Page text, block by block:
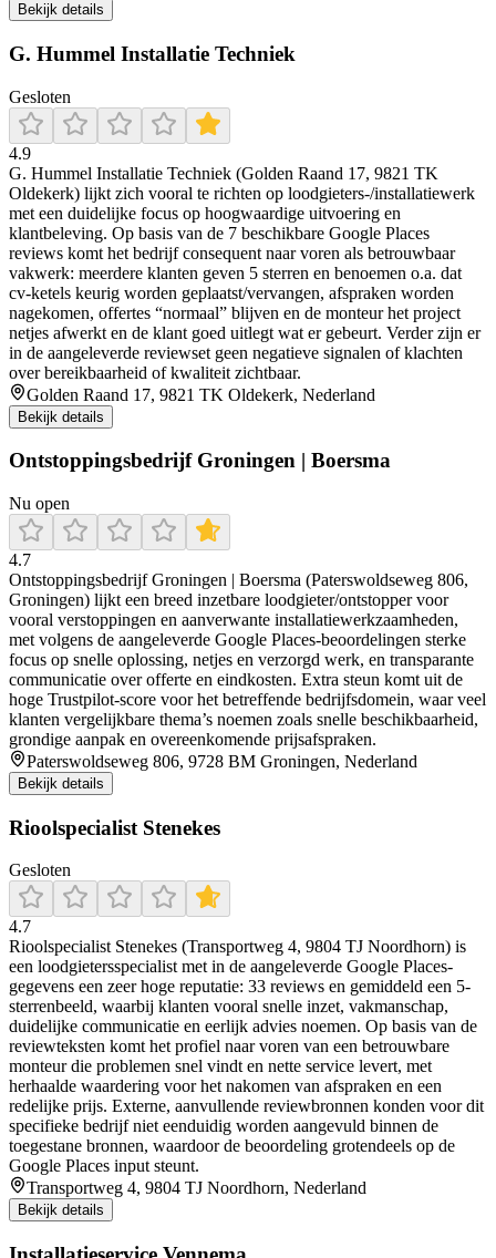
Bekijk details
G. Hummel Installatie Techniek
Gesloten
4.9
G. Hummel Installatie Techniek (Golden Raand 17, 9821 TK
Oldekerk) lijkt zich vooral te richten op loodgieters-/installatiewerk
met een duidelijke focus op hoogwaardige uitvoering en
klantbeleving. Op basis van de 7 beschikbare Google Places
reviews komt het bedrijf consequent naar voren als betrouwbaar
vakwerk: meerdere klanten geven 5 sterren en benoemen o.a. dat
cv-ketels keurig worden geplaatst/vervangen, afspraken worden
nagekomen, offertes “normaal” blijven en de monteur het project
netjes afwerkt en de klant goed uitlegt wat er gebeurt. Verder zijn er
in de aangeleverde reviewset geen negatieve signalen of klachten
over bereikbaarheid of kwaliteit zichtbaar.
Golden Raand 17, 9821 TK Oldekerk, Nederland
Bekijk details
Ontstoppingsbedrijf Groningen | Boersma
Nu open
4.7
Ontstoppingsbedrijf Groningen | Boersma (Paterswoldseweg 806,
Groningen) lijkt een breed inzetbare loodgieter/ontstopper voor
vooral verstoppingen en aanverwante installatiewerkzaamheden,
met volgens de aangeleverde Google Places-beoordelingen sterke
focus op snelle oplossing, netjes en verzorgd werk, en transparante
communicatie over offerte en eindkosten. Extra steun komt uit de
hoge Trustpilot-score voor het betreffende bedrijfsdomein, waar veel
klanten vergelijkbare thema’s noemen zoals snelle beschikbaarheid,
grondige aanpak en overeenkomende prijsafspraken.
Paterswoldseweg 806, 9728 BM Groningen, Nederland
Bekijk details
Rioolspecialist Stenekes
Gesloten
4.7
Rioolspecialist Stenekes (Transportweg 4, 9804 TJ Noordhorn) is
een loodgietersspecialist met in de aangeleverde Google Places-
gegevens een zeer hoge reputatie: 33 reviews en gemiddeld een 5-
sterrenbeeld, waarbij klanten vooral snelle inzet, vakmanschap,
duidelijke communicatie en eerlijk advies noemen. Op basis van de
reviewteksten komt het profiel naar voren van een betrouwbare
monteur die problemen snel vindt en nette service levert, met
herhaalde waardering voor het nakomen van afspraken en een
redelijke prijs. Externe, aanvullende reviewbronnen konden voor dit
specifieke bedrijf niet eenduidig worden aangevuld binnen de
toegestane bronnen, waardoor de beoordeling grotendeels op de
Google Places input steunt.
Transportweg 4, 9804 TJ Noordhorn, Nederland
Bekijk details